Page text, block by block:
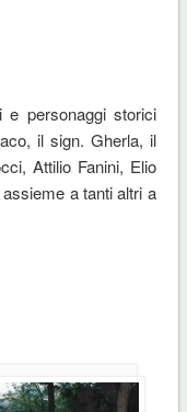
e personaggi storici
il sign. Gherla, il
Attilio Fanini, Elio
a tanti altri a